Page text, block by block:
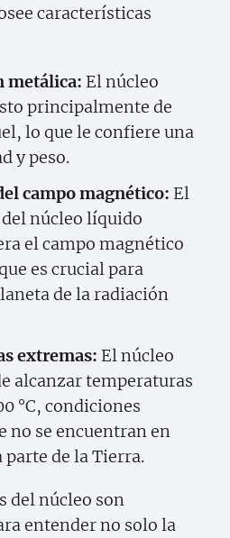
características
metálica: El núcleo
principalmente de
lo que le confiere una
y peso.
campo magnético: El
núcleo líquido
el campo magnético
es crucial para
de la radiación
extremas: El núcleo
alcanzar temperaturas
°C, condiciones
no se encuentran en
de la Tierra.
del núcleo son
entender no solo la